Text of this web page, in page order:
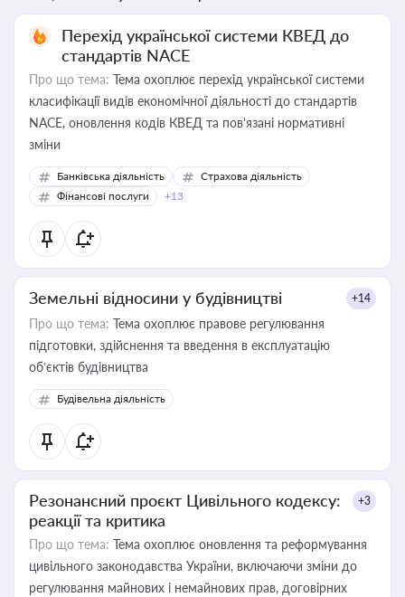
Перехід української системи КВЕД до
стандартів NACE
Про що тема: Тема охоплює перехід української системи
класифікації видів економічної діяльності до стандартів
NACE, оновлення кодів КВЕД та пов'язані нормативні
зміни
Банківська діяльність
Страхова діяльність
Фінансові послуги
+13
Земельні відносини у будівництві +14
Про що тема: Тема охоплює правове регулювання
підготовки, здійснення та введення в експлуатацію
об’єктів будівництва
Будівельна діяльність
Резонансний проєкт Цивільного кодексу:
реакції та критика
+3
Про що тема: Тема охоплює оновлення та реформування
цивільного законодавства України, включаючи зміни до
регулювання майнових і немайнових прав, договірних